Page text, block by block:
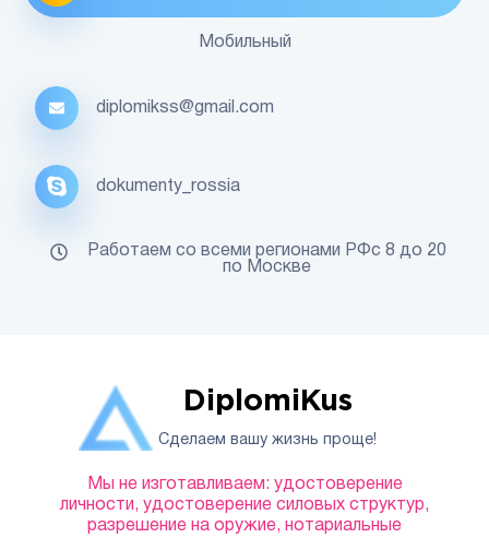
DiplomiKus
Сделаем вашу жизнь проще!
Мы не изготавливаем: удостоверение
личности, удостоверение силовых структур,
разрешение на оружие, нотариальные
Мобильный
diplomikss@gmail.com
dokumenty_rossia
Работаем со всеми регионами РФс 8 до 20
по Москве